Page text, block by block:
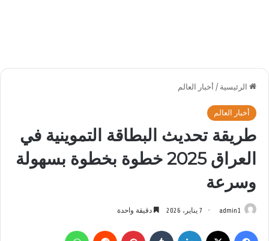
الرئيسية / أخبار العالم
أخبار العالم
طريقة تحديث البطاقة التموينية في
العراق 2025 خطوة بخطوة بسهولة
وسرعة
admin1 7 يناير، 2026 دقيقة واحدة
فيسبوك لينكدإن بينتيريست